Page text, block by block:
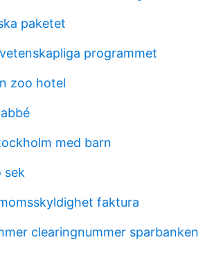
paketet
programmet
zoo hotel
med barn
sek
faktura
clearingnummer sparbanken